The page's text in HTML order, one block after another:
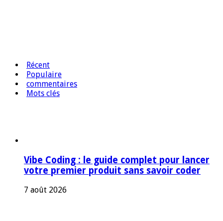
Récent
Populaire
commentaires
Mots clés
Vibe Coding : le guide complet pour lancer
votre premier produit sans savoir coder
7 août 2026